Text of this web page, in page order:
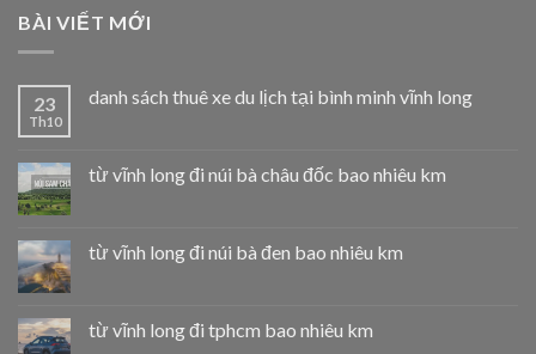
BÀI VIẾT MỚI
23
Th10
danh sách thuê xe du lịch tại bình minh vĩnh long
từ vĩnh long đi núi bà châu đốc bao nhiêu km
từ vĩnh long đi núi bà đen bao nhiêu km
từ vĩnh long đi tphcm bao nhiêu km